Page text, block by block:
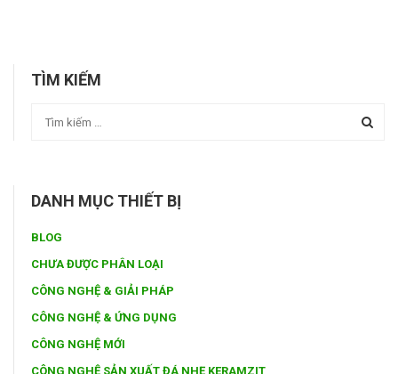
TÌM KIẾM
DANH MỤC THIẾT BỊ
BLOG
CHƯA ĐƯỢC PHÂN LOẠI
CÔNG NGHỆ & GIẢI PHÁP
CÔNG NGHỆ & ỨNG DỤNG
CÔNG NGHỆ MỚI
CÔNG NGHỆ SẢN XUẤT ĐÁ NHẸ KERAMZIT